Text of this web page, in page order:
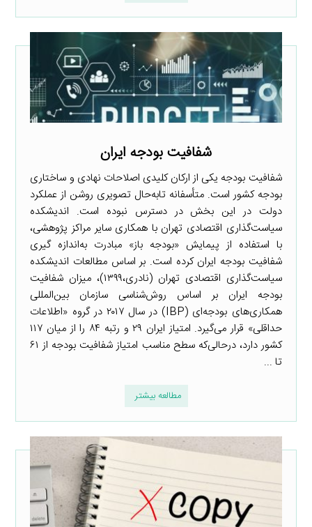
شفافیت بودجه ایران
شفافیت بودجه یکی از ارکان کلیدی اصلاحات نهادی و ساختاری
بودجه کشور است. متأسفانه تابه‌حال تصویری روشن از عملکرد
دولت در این بخش در دسترس نبوده است. اندیشکده
سیاست‌گذاری اقتصادی تهران با همکاری سایر مراکز پژوهشی،
با استفاده از پیمایش «بودجه باز» مبادرت به‌اندازه گیری
شفافیت بودجه ایران کرده است. بر اساس مطالعات اندیشکده
سیاست‌گذاری اقتصادی تهران (نادری،۱۳۹۹)، میزان شفافیت
بودجه ایران بر اساس روش‌شناسی سازمان بین‌المللی
همکاری‌های بودجه‌ای (IBP) در سال ۲۰۱۷ در گروه «اطلاعات
حداقلی» قرار می‌گیرد. امتیاز ایران ۲۹ و رتبه ۸۴ را از میان ۱۱۷
کشور دارد، درحالی‌که سطح مناسب امتیاز شفافیت بودجه از ۶۱
تا ...
مطالعه بیشتر